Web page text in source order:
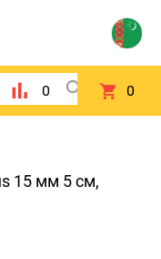
0 0
15 мм 5 см,